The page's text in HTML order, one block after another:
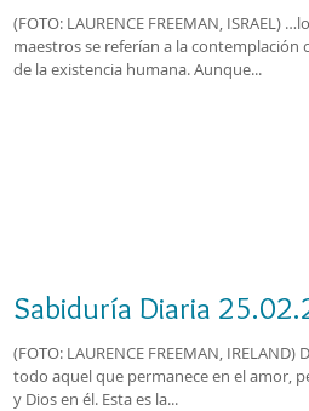
(FOTO: LAURENCE FREEMAN, ISRAEL)
maestros se referían a la contemplación
de la existencia humana. Aunque...
Sabiduría Diaria
(FOTO: LAURENCE FREEMAN, IRELAND)
todo aquel que permanece en el amor,
y Dios en él. Esta es la...